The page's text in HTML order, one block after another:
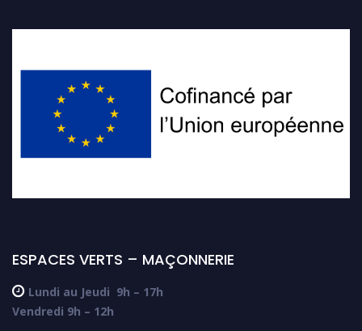
ESPACES VERTS – MAÇONNERIE
 Lundi au Jeudi 9h – 17h
Vendredi 9h – 12h